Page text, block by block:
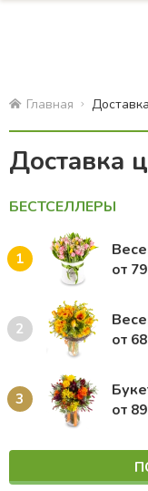
Главная
Доставка
БЕСТСЕЛЛЕРЫ
1
от
2
от
3
от